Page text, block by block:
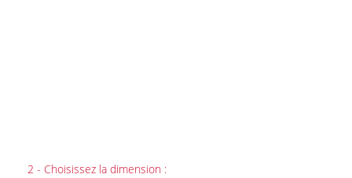
2 - Choisissez la dimension :